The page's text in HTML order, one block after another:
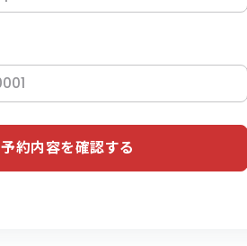
予約内容を確認する